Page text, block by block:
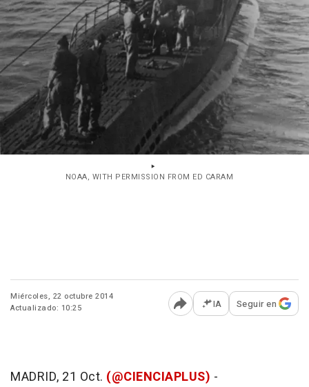
NOAA, WITH PERMISSION FROM ED CARAM
Miércoles, 22 octubre 2014
Actualizado: 10:25
Abrir opciones para
IA Seguir en
MADRID, 21 Oct. (@CIENCIAPLUS) -